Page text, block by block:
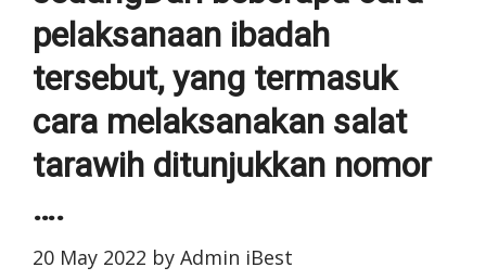
pelaksanaan ibadah
tersebut, yang termasuk
cara melaksanakan salat
tarawih ditunjukkan nomor
….
20 May 2022 by Admin iBest